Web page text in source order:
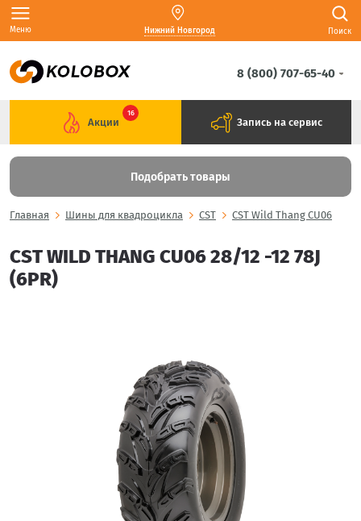
Меню Нижний Новгород Поиск
8 (800) 707-65-40
Акции
16
Запись на сервис
Подобрать товары
Главная Шины для квадроцикла CST CST Wild Thang CU06
CST WILD THANG CU06 28/12 -12 78J
(6PR)